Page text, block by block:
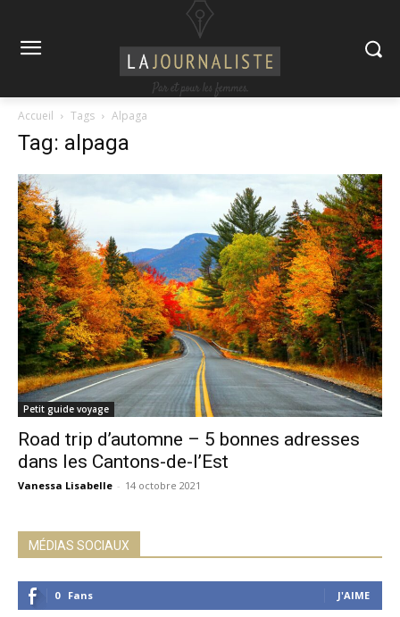
Accueil Tags Alpaga
Tag: alpaga
Petit guide voyage
Road trip d’automne – 5 bonnes adresses
dans les Cantons-de-l’Est
Vanessa Lisabelle - 14 octobre 2021
MÉDIAS SOCIAUX
0 Fans J'AIME